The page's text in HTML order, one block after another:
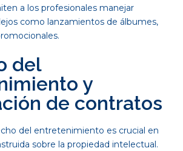
a los profesionales manejar
como lanzamientos de álbumes,
del
y
de contratos
del entretenimiento es crucial en
sobre la propiedad intelectual.